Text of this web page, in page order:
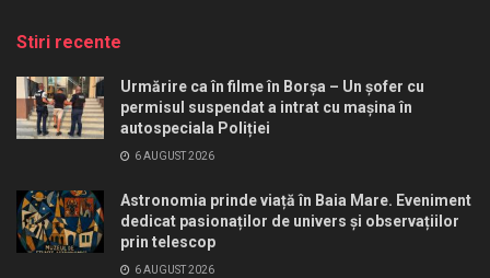
Stiri recente
Urmărire ca în filme în Borșa – Un șofer cu
permisul suspendat a intrat cu mașina în
autospeciala Poliției
6 AUGUST 2026
Astronomia prinde viață în Baia Mare. Eveniment
dedicat pasionaților de univers și observațiilor
prin telescop
6 AUGUST 2026